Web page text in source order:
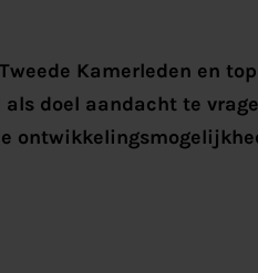
Kamerleden en
doel aandacht te